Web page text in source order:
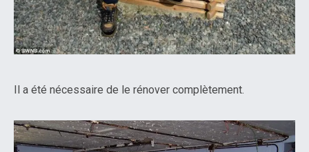
Il a été nécessaire de le rénover complètement.